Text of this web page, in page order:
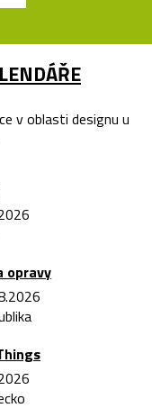
v oblasti designu u
opravy